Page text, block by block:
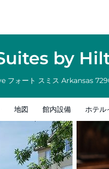
by
フォート スミス Arkansas
地図 館内設備 ホテル